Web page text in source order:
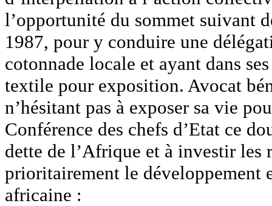
l’opportunité du sommet suivant
1987, pour y conduire une
cotonnade locale et ayant dans
textile pour exposition. Avocat
n’hésitant pas à exposer sa vie
Conférence des chefs d’Etat ce
dette de l’Afrique et à investir les
prioritairement le développement
africaine :